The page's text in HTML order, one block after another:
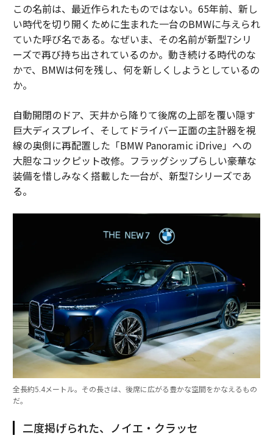
この名前は、最近作られたものではない。65年前、新し
い時代を切り開くために生まれた一台のBMWに与えられ
ていた呼び名である。なぜいま、その名前が新型7シリ
ーズで再び持ち出されているのか。動き続ける時代のな
かで、BMWは何を残し、何を新しくしようとしているの
か。
自動開閉のドア、天井から降りて後席の上部を覆い隠す
巨大ディスプレイ、そしてドライバー正面の主計器を視
線の奥側に再配置した「BMW Panoramic iDrive」への
大胆なコックピット改修。フラッグシップらしい豪華な
装備を惜しみなく搭載した一台が、新型7シリーズであ
る。
全長約5.4メートル。その長さは、後席に広がる豊かな空間をかなえるもの
だ。
二度掲げられた、ノイエ・クラッセ